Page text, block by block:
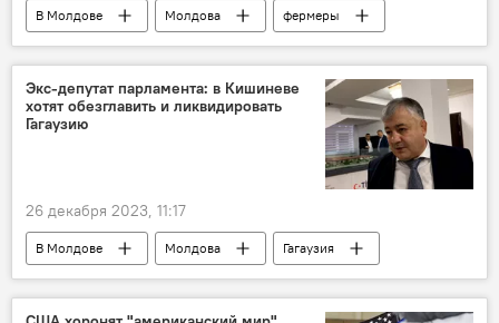
В Молдове Молдова
фермеры
Анка Драгу
Экс-депутат парламента: в Кишиневе
хотят обезглавить и ликвидировать
Гагаузию
26 декабря 2023, 11:17
В Молдове Молдова
Гагаузия
Николай Дудогло